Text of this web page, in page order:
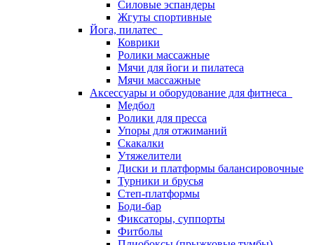
Силовые эспандеры
Жгуты спортивные
Йога, пилатес
Коврики
Ролики массажные
Мячи для йоги и пилатеса
Мячи массажные
Аксессуары и оборудование для фитнеса
Медбол
Ролики для пресса
Упоры для отжиманий
Скакалки
Утяжелители
Диски и платформы балансировочные
Турники и брусья
Степ-платформы
Боди-бар
Фиксаторы, суппорты
Фитболы